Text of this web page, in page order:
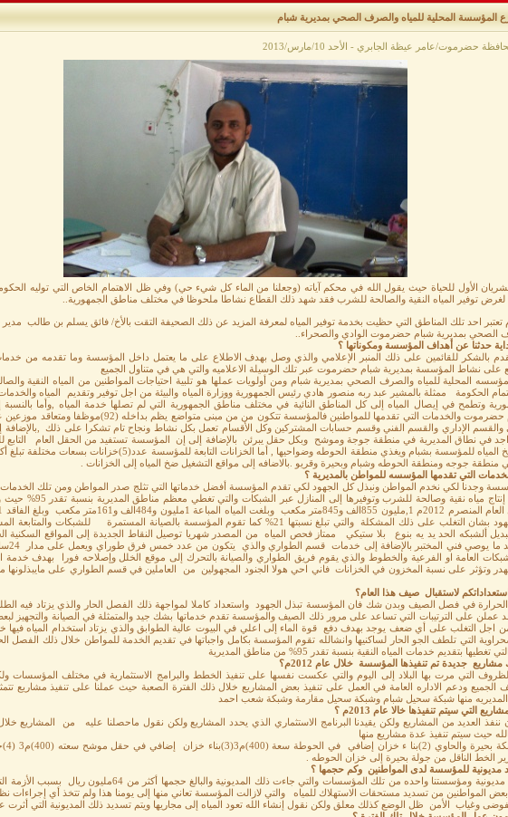
المؤسسة المحلية للمياه والصرف الصحي بمديرية شبام
حضرموت/عامر عيظة الجابري - الأحد 10/مارس/2013
الشريان الأول للحياة حيث يقول الله في محكم آياته (وجعلنا من الماء كل شيء حي) وفي ظل الاهتمام الخاص التي توليه
لغرض توفير المياه النقية والصالحة للشرب فقد شهد ذلك القطاع نشاطا ملحوظا في مختلف مناطق الجمهورية..
تعتبر احد تلك المناطق التي حظيت بخدمة توفير المياه لمعرفة المزيد عن ذلك الصحيفة التقت بالأخ/ فائق يسلم بن طالب
الصحي بمديرية شبام حضرموت الوادي والصحراء..
بالشكر للقائمين على ذلك المنبر الإعلامي والذي وصل بهدف الاطلاع على ما يعتمل داخل المؤسسة وما تقدمه من
على نشاط المؤسسة بمديرية شبام حضرموت عبر تلك الوسيلة الاعلاميه والتي هي في متناول الجميع
المحلية للمياه والصرف الصحي بمديرية شبام ومن أولويات عملها هو تلبية احتياجات المواطنين من المياه النقية
الحكومة ممثلة بالمشير عبد ربه منصور هادي رئيس الجمهورية ووزارة المياه والبيئة من اجل توفير وتقديم المياه
وتطمح في إيصال المياه إلى كل المناطق النائية في مختلف مناطق الجمهورية التي لم تصلها خدمة المياه ,وأما
بمديرية شبام حضرموت والخدمات التي تقدمها للمواطنين فالمؤسسة تتكون من من
والقسم الإداري والقسم الفني وقسم حسابات المشتركين وكل الأقسام تعمل بكل نشاط ونجاح تام تشكرا على ذلك ,بالإضافة
(2)تتواجد في نطاق المديرية في منطقة جوجة وموشح وبكل حقل يبرئن بالإضافة إلى إن المؤسسة تستفيد من الحقل العام
منطقة جوجه ومنطقة الحوطه وشبام وبحيرة وقريو .بالاضافه إلى مواقع التشغيل ضخ المياه إلى الخزانات .
وجدنا لكي نخدم المواطن ونبذل كل الجهود لكي تقدم المؤسسة أفضل خدماتها التي تثلج صدر المواطن ومن تلك
والمتمثلة في إنتاج مياه نقية وصالحة
والتي نبذل جهود بشان التغلب على ذلك المشكلة والتي تبلغ نسبتها 21% كما تقوم المؤسسة بالصيانة المستمرة
ألشبكه الحد يد يه بنوع بلا ستيكي ممتاز فحص المياه من المصدر شهريا توصيل النقاط الجديدة إلى المواقع السكنية
والخزانات
العامة او الفرعية والخطوط والذي يقوم فريق الطواري والصيانة بالتحرك إلى موقع الخلل وإصلاحه فورا بهدف
وتؤثر على نسبة المخزون في الخزانات فاني احي هولا الجنود المجهولين من العاملين في قسم الطواري على
الحرارة في فصل الصيف وبدن شك فان المؤسسة تبذل الجهود واستعداد كاملا لمواجهة ذلك الفصل الحار والذي يزتاد فيه
عملن على الترتيبات التي تساعد على مرور ذلك الصيف والمؤسسة تقدم خدماتها بشك جيد والمتمثلة في الصيانة والتجهيز
اجل التغلب على أي ضعف يوجد بهدف دفع قوة الماء إلى اعلي في البيوت عالية الطوابق والذي يزتاد استخدام المياه فيها
التي تلطف الجو الحار لساكنيها وانشالله تقوم المؤسسة بكامل واجباتها في تقديم الخدمة للمواطن خلال ذلك
بتقديم خدمات المياه النقية بنسبة تقدر 95% من مناطق المديرية
التي مرت بها البلاد إلى اليوم والتي عكست نفسها على تنفيذ الخطط والبرامج الاستثمارية في مختلف
الجميع ودعم الاداره العامة في العمل على تنفيذ بعض المشاريع خلال ذلك الفترة الصعبة حيث عملنا على تنفيذ مشاريع
منها شبكة سحيل شبام وشبكة سحيل مقارمة وشبكة شعب احمد
الله حيث سيتم تنفيذ عدة مشاريع منها
لكل مؤسسه مديونية ومؤسستنا واحده من تلك المؤسسات والتي جاءت ذلك المديونية
المواطنين من تسديد مستحقات الاستهلاك للمياه والتي لازالت المؤسسة تعاني منها إلى يومنا هذا ولم تتخذ أي إجراءات
وغياب الأمن ظل الوضع كذلك معلق ولكن نقول إنشاء الله تعود المياه إلى مجاريها ويتم تسديد ذلك المديونية التي